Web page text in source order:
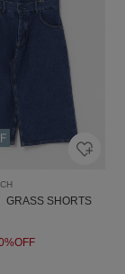
SHORTS